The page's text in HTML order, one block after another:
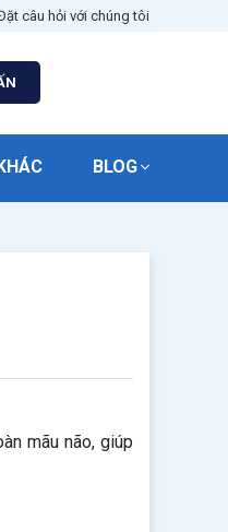
câu hỏi với chúng tôi
BLOG
mãu não, giúp